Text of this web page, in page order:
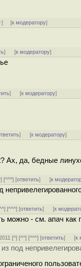
] [к модератору]
] [к модератору]
] [к модератору]
] [к модератору]
Ах, да, бедные
] [^^^] [ответить] [к
] [^^^] [ответить] [к
можно - см. апач как
[^] [^^] [^^^] [ответить] [к
под